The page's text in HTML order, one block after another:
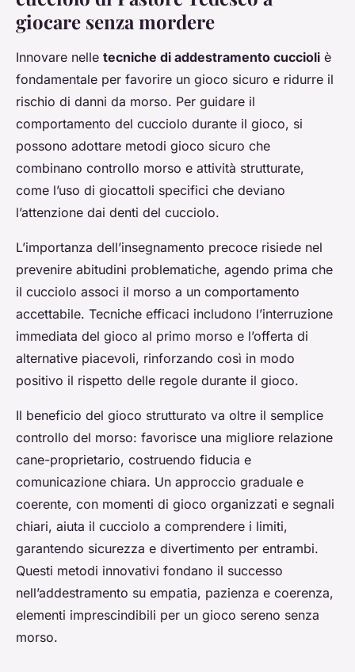
giocare senza mordere
Innovare nelle tecniche di addestramento cuccioli è
fondamentale per favorire un gioco sicuro e ridurre il
rischio di danni da morso. Per guidare il
comportamento del cucciolo durante il gioco, si
possono adottare metodi gioco sicuro che
combinano controllo morso e attività strutturate,
come l’uso di giocattoli specifici che deviano
l’attenzione dai denti del cucciolo.
L’importanza dell’insegnamento precoce risiede nel
prevenire abitudini problematiche, agendo prima che
il cucciolo associ il morso a un comportamento
accettabile. Tecniche efficaci includono l’interruzione
immediata del gioco al primo morso e l’offerta di
alternative piacevoli, rinforzando così in modo
positivo il rispetto delle regole durante il gioco.
Il beneficio del gioco strutturato va oltre il semplice
controllo del morso: favorisce una migliore relazione
cane-proprietario, costruendo fiducia e
comunicazione chiara. Un approccio graduale e
coerente, con momenti di gioco organizzati e segnali
chiari, aiuta il cucciolo a comprendere i limiti,
garantendo sicurezza e divertimento per entrambi.
Questi metodi innovativi fondano il successo
nell’addestramento su empatia, pazienza e coerenza,
elementi imprescindibili per un gioco sereno senza
morso.